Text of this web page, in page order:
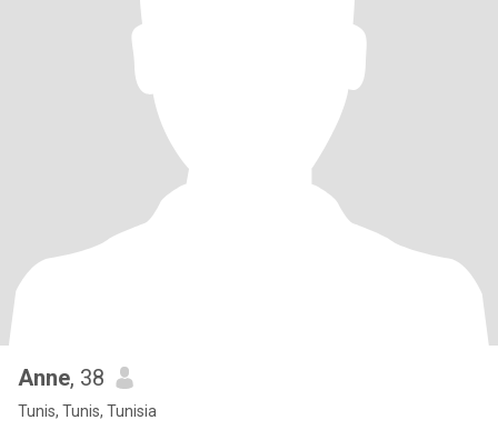
Anne, 38
Tunis, Tunis, Tunisia